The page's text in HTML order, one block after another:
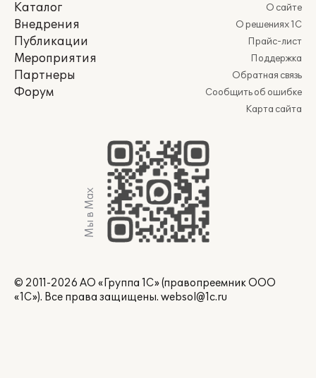
Каталог
Внедрения
Публикации
Мероприятия
Партнеры
Форум
О сайте
О решениях 1С
Прайс-лист
Поддержка
Обратная связь
Сообщить об ошибке
Карта сайта
Мы в Max
© 2011-2026 АО «Группа 1С» (правопреемник ООО
«1С»). Все права защищены. websol@1c.ru